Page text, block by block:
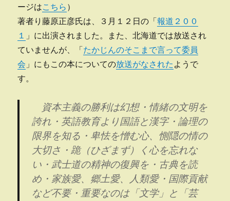
ージはこちら ）
著者り藤原正彦氏は、３月１２日の「報道２００
１ 」に出演されました。また、北海道では放送され
ていませんが、「たかじんのそこまで言って委員
会 」にもこの本についての放送がなされた ようで
す。
資本主義の勝利は幻想・情緒の文明を
誇れ・英語教育より国語と漢字・論理の
限界を知る・卑怯を憎む心、惻隠の情の
大切さ・跪（ひざまず）く心を忘れな
い・武士道の精神の復興を・古典を読
め・家族愛、郷土愛、人類愛・国際貢献
など不要・重要なのは「文学」と「芸